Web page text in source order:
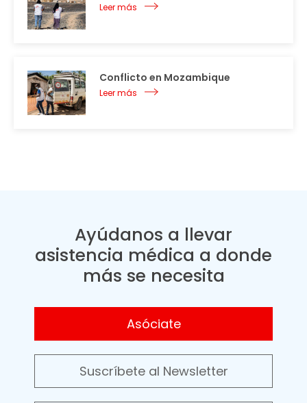
Leer más
Conflicto en Mozambique
Leer más
Ayúdanos a llevar
asistencia médica a donde
más se necesita
Asóciate
Suscríbete al Newsletter